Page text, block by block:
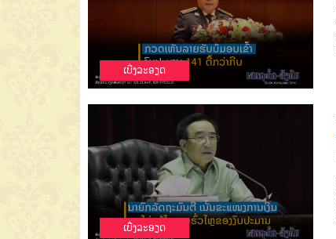
ເບີ່ງລະອຽດ
ເບີ່ງລະອຽດ